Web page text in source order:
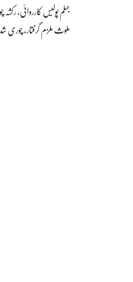
جہلم پولیس کارروائی،
ملوث ملزم گرفتار، چوری